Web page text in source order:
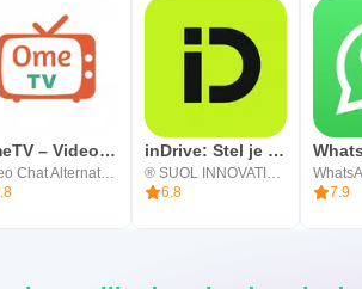
OmeTV – Video Chat Alternatief
Video Chat Alternative
inDrive: Stel je tarief voor
® SUOL INNOVATIONS LTD
6.8
7.9